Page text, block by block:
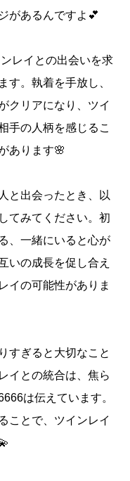
があるんですよ💕
レイとの出会いを求
す。執着を手放し、
クリアになり、ツイ
手の人柄を感じるこ
あります🌸
と出会ったとき、以
てみてください。初
、一緒にいると心が
いの成長を促し合え
イの可能性がありま
すぎると大切なこと
イとの統合は、焦ら
は伝えています。
ことで、ツインレイ